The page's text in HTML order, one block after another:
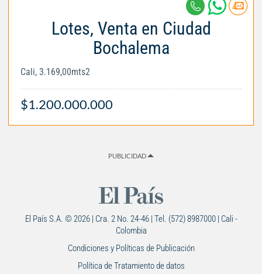
Lotes, Venta en Ciudad
Bochalema
Cali, 3.169,00mts2
$1.200.000.000
PUBLICIDAD
El País S.A. © 2026 | Cra. 2 No. 24-46 | Tel. (572) 8987000 | Cali -
Colombia
Condiciones y Políticas de Publicación
Política de Tratamiento de datos